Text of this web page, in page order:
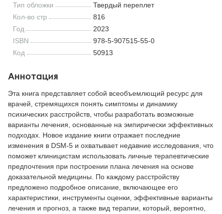
Тип обложки
Твердый переплет
Кол-во стр
816
Год
2023
ISBN
978-5-907515-55-0
Код
50913
Аннотация
Эта книга представляет собой всеобъемлющий ресурс для
врачей, стремящихся понять симптомы и динамику
психических расстройств, чтобы разработать возможные
варианты лечения, основанные на эмпирически эффективных
подходах. Новое издание книги отражает последние
изменения в DSM-5 и охватывает недавние исследования, что
поможет клиницистам использовать личные терапевтические
предпочтения при построении плана лечения на основе
доказательной медицины. По каждому расстройству
предложено подробное описание, включающее его
характеристики, инструменты оценки, эффективные варианты
лечения и прогноз, а также вид терапии, который, вероятно,